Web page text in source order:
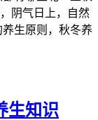
阴气日上，自然
生原则，秋冬养
生知识